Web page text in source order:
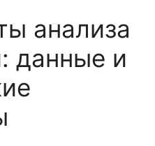
анализа
данные и